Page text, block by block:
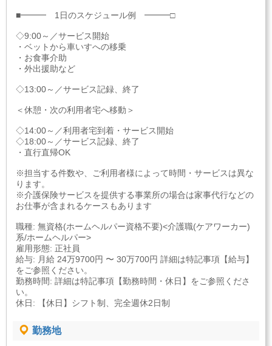
■━━━ 1日のスケジュール例 ━━━□
◇9:00～／サービス開始
・ベットから車いすへの移乗
・お食事介助
・外出援助など
◇13:00～／サービス記録、終了
＜休憩・次の利用者宅へ移動＞
◇14:00～／利用者宅到着・サービス開始
◇18:00～／サービス記録、終了
・直行直帰OK
※担当する件数や、ご利用者様によって時間・サービスは異な
ります。
※介護保険サービスを提供する事業所の場合は家事代行などの
お仕事が含まれるケースもあります
職種: 無資格(ホームヘルパー資格不要)<介護職(ケアワーカー)
系/ホームヘルパー>
雇用形態: 正社員
給与: 月給 24万9700円 〜 30万700円 詳細は特記事項【給与】
をご参照ください。
勤務時間: 詳細は特記事項【勤務時間・休日】をご参照くださ
い。
休日: 【休日】シフト制、完全週休2日制
勤務地